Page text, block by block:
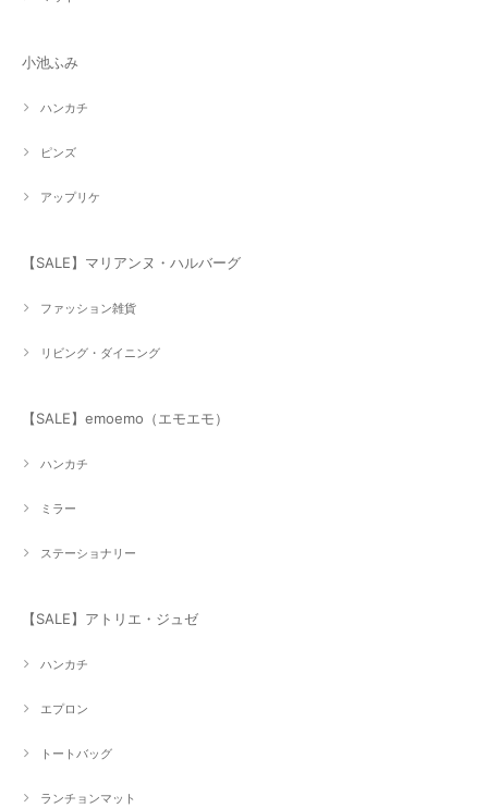
小池ふみ
ハンカチ
ピンズ
アップリケ
【SALE】マリアンヌ・ハルバーグ
ファッション雑貨
リビング・ダイニング
【SALE】emoemo（エモエモ）
ハンカチ
ミラー
ステーショナリー
【SALE】アトリエ・ジュゼ
ハンカチ
エプロン
トートバッグ
ランチョンマット